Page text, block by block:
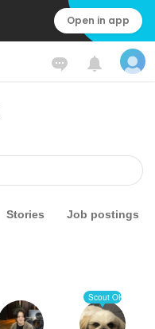
Open in app
Stories Job postings
Scout OK